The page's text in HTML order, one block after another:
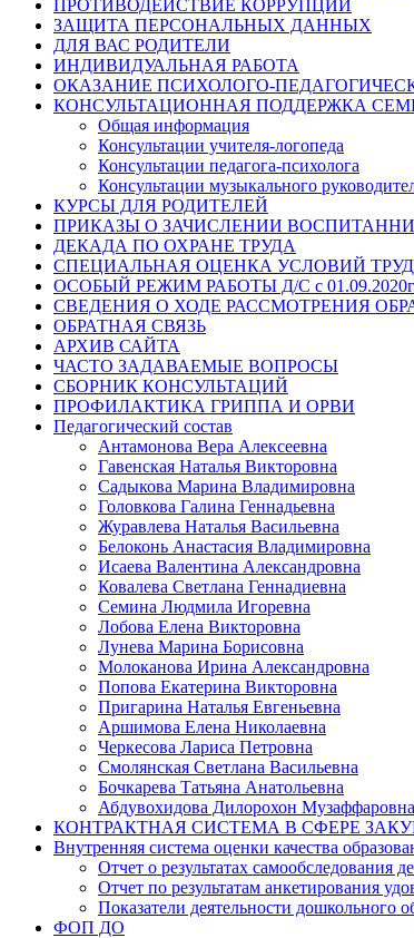
ПРОТИВОДЕЙСТВИЕ КОРРУПЦИИ
ЗАЩИТА ПЕРСОНАЛЬНЫХ ДАННЫХ
ДЛЯ ВАС РОДИТЕЛИ
ИНДИВИДУАЛЬНАЯ РАБОТА
ОКАЗАНИЕ ПСИХОЛОГО-
КОНСУЛЬТАЦИОННАЯ ПОДДЕРЖКА
Общая информация
Консультации учителя-логопеда
Консультации педагога-психолога
Консультации музыкального
КУРСЫ ДЛЯ РОДИТЕЛЕЙ
ПРИКАЗЫ О ЗАЧИСЛЕНИИ
ДЕКАДА ПО ОХРАНЕ ТРУДА
СПЕЦИАЛЬНАЯ ОЦЕНКА УСЛОВИЙ
ОСОБЫЙ РЕЖИМ РАБОТЫ Д/С с
СВЕДЕНИЯ О ХОДЕ РАССМОТРЕНИЯ
ОБРАТНАЯ СВЯЗЬ
АРХИВ САЙТА
ЧАСТО ЗАДАВАЕМЫЕ ВОПРОСЫ
СБОРНИК КОНСУЛЬТАЦИЙ
ПРОФИЛАКТИКА ГРИППА И ОРВИ
Педагогический состав
Антамонова Вера Алексеевна
Гавенская Наталья Викторовна
Садыкова Марина Владимировна
Головкова Галина Геннадьевна
Журавлева Наталья Васильевна
Белоконь Анастасия Владимировна
Исаева Валентина Александровна
Ковалева Светлана Геннадиевна
Семина Людмила Игоревна
Лобова Елена Викторовна
Лунева Марина Борисовна
Молоканова Ирина Александровна
Попова Екатерина Викторовна
Пригарина Наталья Евгеньевна
Аршимова Елена Николаевна
Черкесова Лариса Петровна
Смолянская Светлана Васильевна
Бочкарева Татьяна Анатольевна
Абдувохидова Дилорохон Музаффаровна
КОНТРАКТНАЯ СИСТЕМА В СФЕРЕ
Внутренняя система оценки качества
Отчет о результатах самообследования
Отчет по результатам анкетирования
Показатели деятельности дошкольного
ФОП ДО